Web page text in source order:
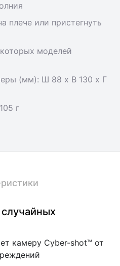
плече или пристегнуть
моделей
(мм): Ш 88 x В 130 x Г
г
камеру Cyber-shot™ от